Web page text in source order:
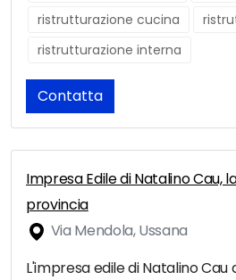
ristrutturazione cucina
ristrutturazione interna
Contatta
Impresa Edile di Natalino Cau,
provincia
Via Mendola, Ussana
L'impresa edile di Natalino Cau